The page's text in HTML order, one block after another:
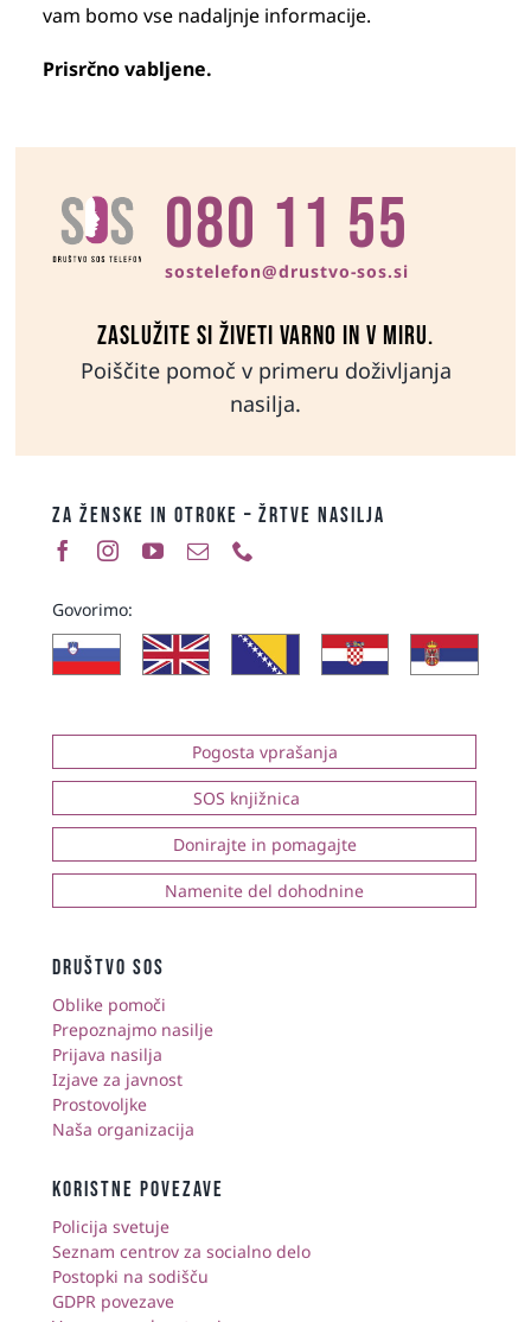
vam bomo vse nadaljnje informacije.
Prisrčno vabljene.
080 11 55
sostelefon@drustvo-sos.si
Zaslužite si živeti varno in v miru.
Poiščite pomoč v primeru doživljanja
nasilja.
ZA ŽENSKE IN OTROKE – ŽRTVE NASILJA
Govorimo:
Pogosta vprašanja
SOS knjižnica
Donirajte in pomagajte
Namenite del dohodnine
društvo sos
Oblike pomoči
Prepoznajmo nasilje
Prijava nasilja
Izjave za javnost
Prostovoljke
Naša organizacija
KORISTNE POVEZAVE
Policija svetuje
Seznam centrov za socialno delo
Postopki na sodišču
GDPR povezave